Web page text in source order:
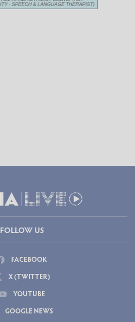
FOLLOW US
FACEBOOK
X (TWITTER)
YOUTUBE
GOOGLE NEWS